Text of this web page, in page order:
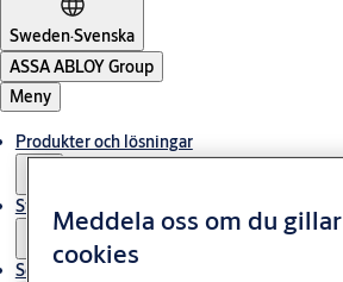
Sweden·Svenska
ASSA ABLOY Group
Meny
Produkter och lösningar
Stories
Service
Meddela oss om du gillar
cookies